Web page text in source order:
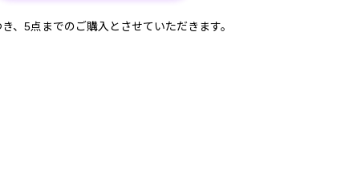
、5点までのご購入とさせていただきます。